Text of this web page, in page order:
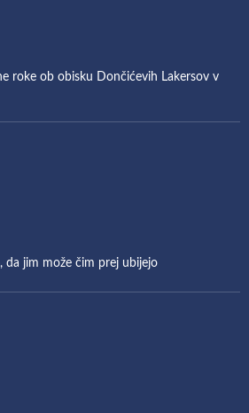
roke ob obisku Dončićevih Lakersov v
da jim može čim prej ubijejo